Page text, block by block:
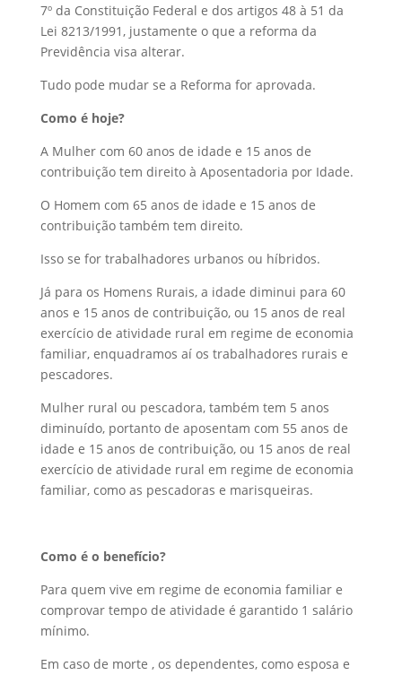
7º da Constituição Federal e dos artigos 48 à 51 da
Lei 8213/1991, justamente o que a reforma da
Previdência visa alterar.
Tudo pode mudar se a Reforma for aprovada.
Como é hoje?
A Mulher com 60 anos de idade e 15 anos de
contribuição tem direito à Aposentadoria por Idade.
O Homem com 65 anos de idade e 15 anos de
contribuição também tem direito.
Isso se for trabalhadores urbanos ou híbridos.
Já para os Homens Rurais, a idade diminui para 60
anos e 15 anos de contribuição, ou 15 anos de real
exercício de atividade rural em regime de economia
familiar, enquadramos aí os trabalhadores rurais e
pescadores.
Mulher rural ou pescadora, também tem 5 anos
diminuído, portanto de aposentam com 55 anos de
idade e 15 anos de contribuição, ou 15 anos de real
exercício de atividade rural em regime de economia
familiar, como as pescadoras e marisqueiras.
Como é o benefício?
Para quem vive em regime de economia familiar e
comprovar tempo de atividade é garantido 1 salário
mínimo.
Em caso de morte , os dependentes, como esposa e